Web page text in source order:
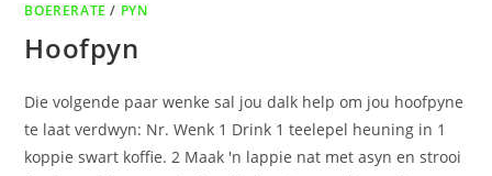
BOERERATE / PYN
Hoofpyn
Die volgende paar wenke sal jou dalk help om jou hoofpyne
te laat verdwyn: Nr. Wenk 1 Drink 1 teelepel heuning in 1
koppie swart koffie. 2 Maak 'n lappie nat met asyn en strooi